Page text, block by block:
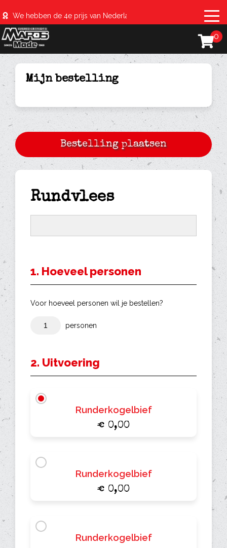
We hebben de 4e prijs van Nederland behaald met de
0
Mijn bestelling
Rundvlees
1. Hoeveel personen
Voor hoeveel personen wil je bestellen?
personen
2. Uitvoering
Runderkogelbief
€ 0,00
Runderkogelbief
€ 0,00
Runderkogelbief